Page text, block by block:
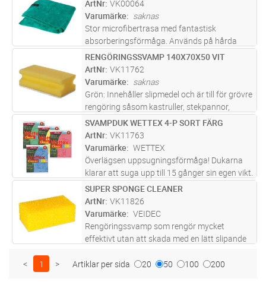
förpackade servetter och 10 st tor
ArtNr VK00064
Varumärke
saknas
Stor microfibertrasa med fantastisk
absorberingsförmåga. Används på hårda
ytor.
ST Lägg i kundvagn
RENGÖRINGSSVAMP 140X70X50 VIT
ArtNr VK11762
Varumärke
saknas
Grön: Innehåller slipmedel och är till för grövre
rengöring såsom kastruller, stekpannor,
kokplattor, ugnar, grillar, redskap m m. Vit:
Innehåller endast skonsamt polermedel och
används för rengöring
FP Lägg i kundvagn
SVAMPDUK WETTEX 4-P SORT FÄRG
ArtNr VK11763
Varumärke
WETTEX
Överlägsen uppsugningsförmåga! Dukarna
klarar att suga upp till 15 gånger sin egen vikt.
Starka bomullsfibrer gör att duken håller
länge. - Hög absorption. Lätt att skölja ur och
luddar inte. Tvättba...läs mer
ST Lägg i kundvagn
SUPER SPONGE CLEANER
ArtNr VK11826
Varumärke
VEIDEC
Rengöringssvamp som rengör mycket
effektivt utan att skada med en lätt slipande
kombination med enbart vatten.
< 1 > Artiklar per sida 20 50 100 200